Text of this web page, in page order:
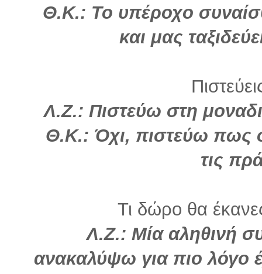
Θ.Κ.: Το υπέροχο
και μας
Λ.Ζ.: Πιστεύω στη
Θ.Κ.: Όχι, πιστεύω πως
τις
Τι δώρο θα
Λ.Ζ.: Μία αληθινή
ανακαλύψω για πιο λόγο